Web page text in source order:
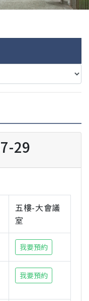
29
五樓-大會議
室
我要預約
我要預約